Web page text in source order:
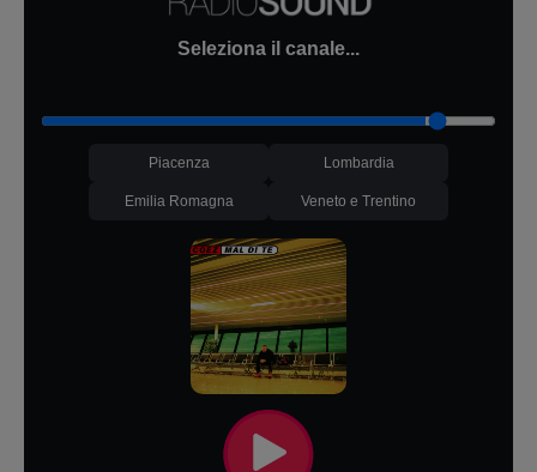
Seleziona il canale...
Piacenza Lombardia
Emilia Romagna Veneto e Trentino